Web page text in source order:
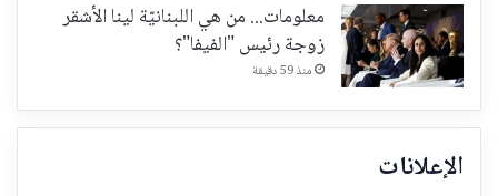
معلومات... من هي اللبنانيّة لينا الأشقر
زوجة رئيس "الفيفا"؟
منذ 59 دقيقة
الإعلانات